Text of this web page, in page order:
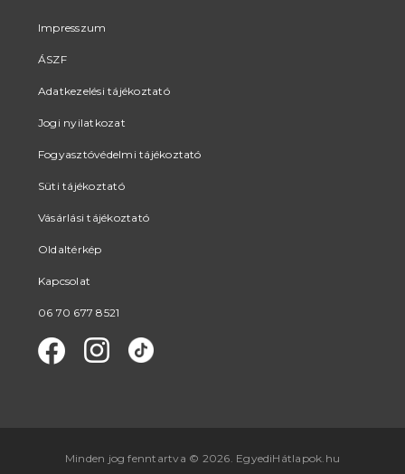
Impresszum
ÁSZF
Adatkezelési tájékoztató
Jogi nyilatkozat
Fogyasztóvédelmi tájékoztató
Süti tájékoztató
Vásárlási tájékoztató
Oldaltérkép
Kapcsolat
06 70 677 8521
Minden jog fenntartva © 2026. EgyediHátlapok.hu